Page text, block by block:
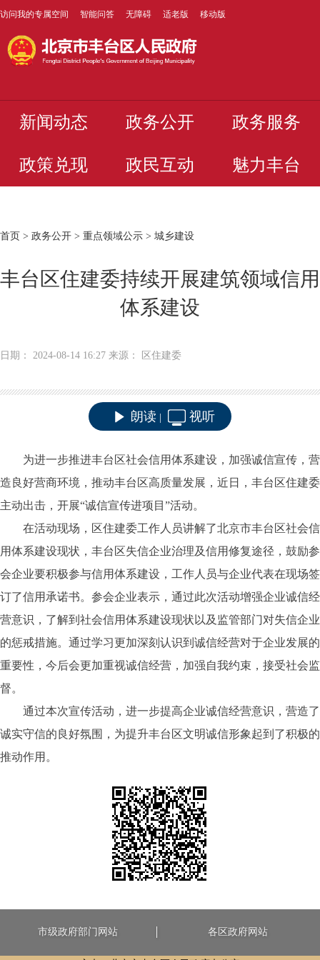
访问我的专属空间 智能问答 无障碍 适老版 移动版
新闻动态 政务公开 政务服务
政策兑现 政民互动 魅力丰台
首页 > 政务公开 > 重点领域公示 > 城乡建设
丰台区住建委持续开展建筑领域信用
体系建设
日期： 2024-08-14 16:27 来源： 区住建委
朗读 视听
为进一步推进丰台区社会信用体系建设，加强诚信宣传，营
造良好营商环境，推动丰台区高质量发展，近日，丰台区住建委
主动出击，开展“诚信宣传进项目”活动。
在活动现场，区住建委工作人员讲解了北京市丰台区社会信
用体系建设现状，丰台区失信企业治理及信用修复途径，鼓励参
会企业要积极参与信用体系建设，工作人员与企业代表在现场签
订了信用承诺书。参会企业表示，通过此次活动增强企业诚信经
营意识，了解到社会信用体系建设现状以及监管部门对失信企业
的惩戒措施。通过学习更加深刻认识到诚信经营对于企业发展的
重要性，今后会更加重视诚信经营，加强自我约束，接受社会监
督。
通过本次宣传活动，进一步提高企业诚信经营意识，营造了
诚实守信的良好氛围，为提升丰台区文明诚信形象起到了积极的
推动作用。
市级政府部门网站 各区政府网站